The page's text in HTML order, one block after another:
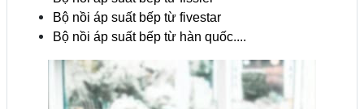
Bộ nồi áp suất bếp từ fivestar
Bộ nồi áp suất bếp từ hàn quốc....